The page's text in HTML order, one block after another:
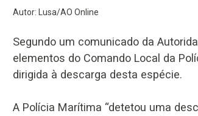
Autor: Lusa/AO Online
Segundo um comunicado da
elementos do Comando Local da
dirigida à descarga desta espécie.
A Polícia Marítima “detetou uma